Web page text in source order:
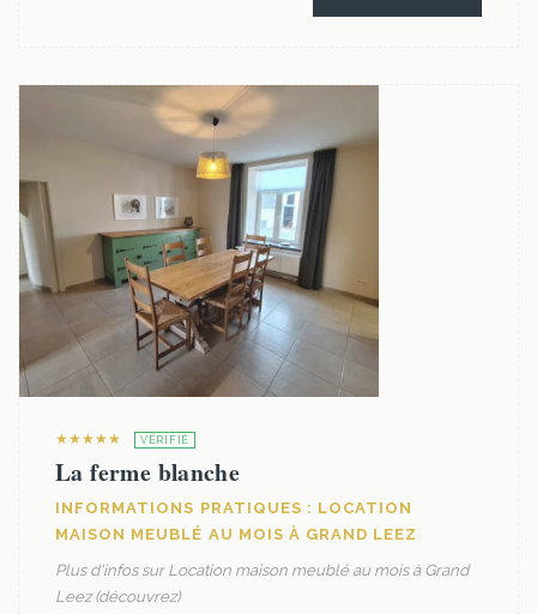
★★★★★ VÉRIFIÉ
La ferme blanche
INFORMATIONS PRATIQUES : LOCATION
MAISON MEUBLÉ AU MOIS À GRAND LEEZ
Plus d'infos sur Location maison meublé au mois à Grand
Leez (découvrez)